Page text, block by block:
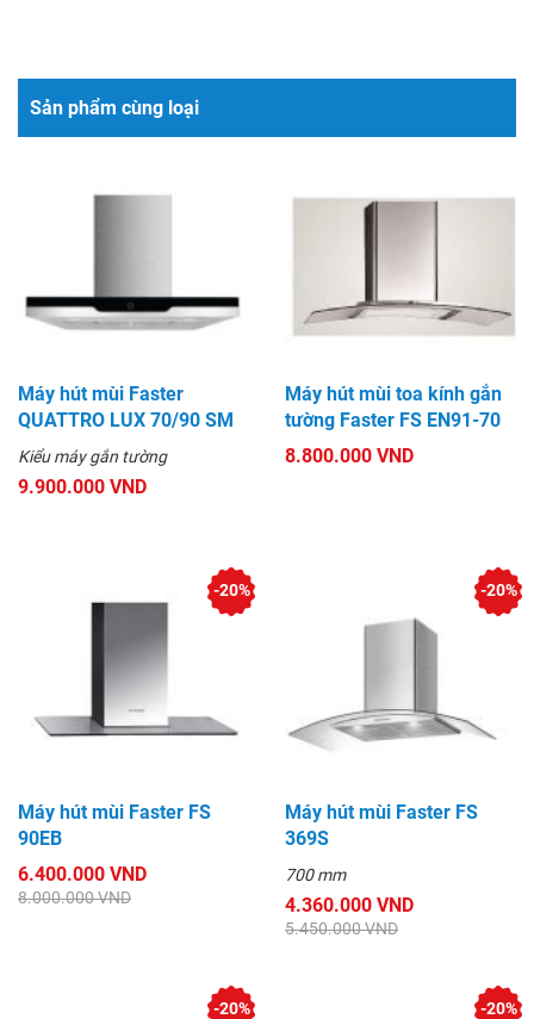
Sản phẩm cùng loại
Máy hút mùi Faster
QUATTRO LUX 70/90 SM
Kiểu máy gắn tường
9.900.000 VND
Máy hút mùi toa kính gắn
tường Faster FS EN91-70
8.800.000 VND
Máy hút mùi Faster FS
90EB
6.400.000 VND
8.000.000 VND
-20%
Máy hút mùi Faster FS
369S
700 mm
4.360.000 VND
5.450.000 VND
-20%
-20% -20%